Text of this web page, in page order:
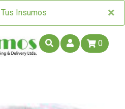
Insumos ×
×
0